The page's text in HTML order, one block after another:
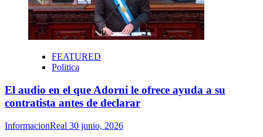
FEATURED
Politica
El audio en el que Adorni le ofrece ayuda a su
contratista antes de declarar
InformacionReal 30 junio, 2026